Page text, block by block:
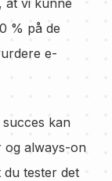
at vi kunne
% på de
e-
kan
og always-on
du tester det